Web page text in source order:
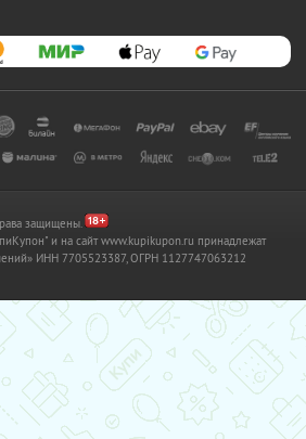
защищены.
и на сайт www.kupikupon.ru принадлежат
ИНН 7705523387, ОГРН 1127747063212